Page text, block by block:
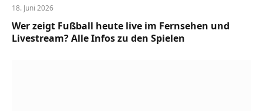
18. Juni 2026
Wer zeigt Fußball heute live im Fernsehen und
Livestream? Alle Infos zu den Spielen